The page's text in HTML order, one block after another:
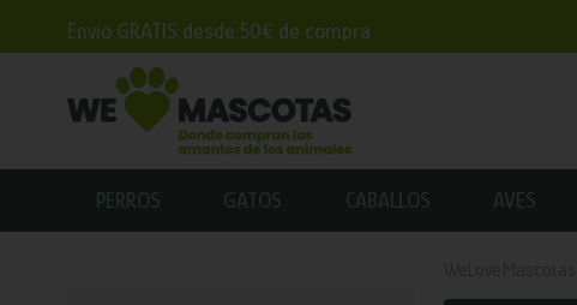
Envío GRATIS desde 50€ de compra
PERROS GATOS CABALLOS AVES